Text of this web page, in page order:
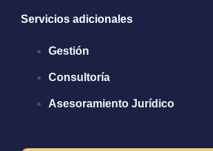
Servicios adicionales
Gestión
Consultoría
Asesoramiento Jurídico